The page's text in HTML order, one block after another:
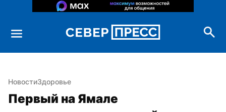
НовостиЗдоровье
Первый на Ямале